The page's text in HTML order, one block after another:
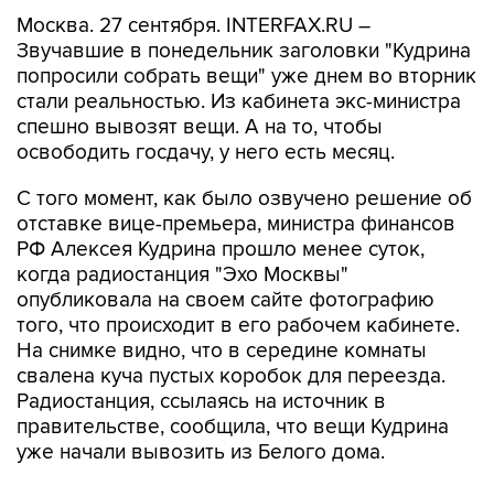
Москва. 27 сентября. INTERFAX.RU –
Звучавшие в понедельник заголовки "Кудрина
попросили собрать вещи" уже днем во вторник
стали реальностью. Из кабинета экс-министра
спешно вывозят вещи. А на то, чтобы
освободить госдачу, у него есть месяц.
С того момент, как было озвучено решение об
отставке вице-премьера, министра финансов
РФ Алексея Кудрина прошло менее суток,
когда радиостанция "Эхо Москвы"
опубликовала на своем сайте фотографию
того, что происходит в его рабочем кабинете.
На снимке видно, что в середине комнаты
свалена куча пустых коробок для переезда.
Радиостанция, ссылаясь на источник в
правительстве, сообщила, что вещи Кудрина
уже начали вывозить из Белого дома.